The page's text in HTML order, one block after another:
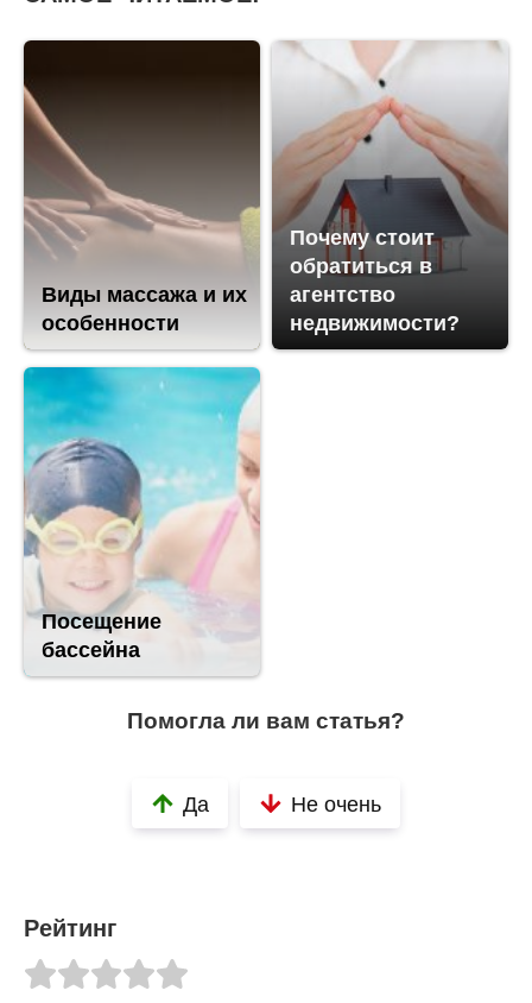
Виды массажа и их
особенности
Почему стоит
обратиться в
агентство
недвижимости?
Посещение
бассейна
Помогла ли вам статья?
Да Не очень
Рейтинг